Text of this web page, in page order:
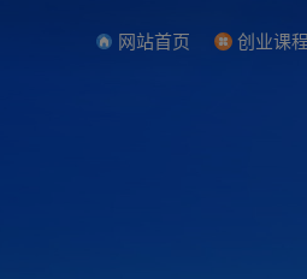
网站首页 创业课程